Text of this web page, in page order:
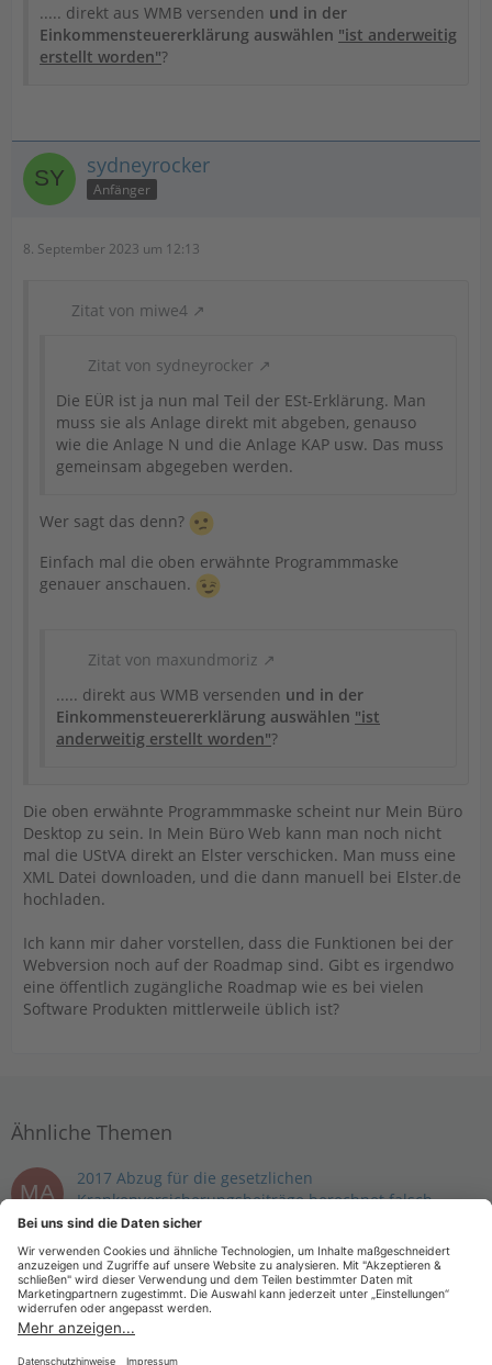
..... direkt aus WMB versenden und in der
Einkommensteuererklärung auswählen "ist anderweitig
erstellt worden"?
sydneyrocker
Anfänger
8. September 2023 um 12:13
Zitat von miwe4
Zitat von sydneyrocker
Die EÜR ist ja nun mal Teil der ESt-Erklärung. Man
muss sie als Anlage direkt mit abgeben, genauso
wie die Anlage N und die Anlage KAP usw. Das muss
gemeinsam abgegeben werden.
Wer sagt das denn?
Einfach mal die oben erwähnte Programmmaske
genauer anschauen.
Zitat von maxundmoriz
..... direkt aus WMB versenden und in der
Einkommensteuererklärung auswählen "ist
anderweitig erstellt worden"?
Die oben erwähnte Programmmaske scheint nur Mein Büro
Desktop zu sein. In Mein Büro Web kann man noch nicht
mal die UStVA direkt an Elster verschicken. Man muss eine
XML Datei downloaden, und die dann manuell bei Elster.de
hochladen.
Ich kann mir daher vorstellen, dass die Funktionen bei der
Webversion noch auf der Roadmap sind. Gibt es irgendwo
eine öffentlich zugängliche Roadmap wie es bei vielen
Software Produkten mittlerweile üblich ist?
Ähnliche Themen
2017 Abzug für die gesetzlichen
Krankenversicherungsbeiträge berechnet falsch
MartinK2023
27. März 2023 um 11:41
Buhl Tax vs Buhl WISO - welches für mich geeignet?
HansMeyer1
2. März 2023 um 18:54
Sonstiges